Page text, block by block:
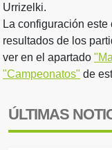
Urrizelki.
La configuración
resultados de los
ver en el apartado
"Campeonatos" de
ÚLTIMAS